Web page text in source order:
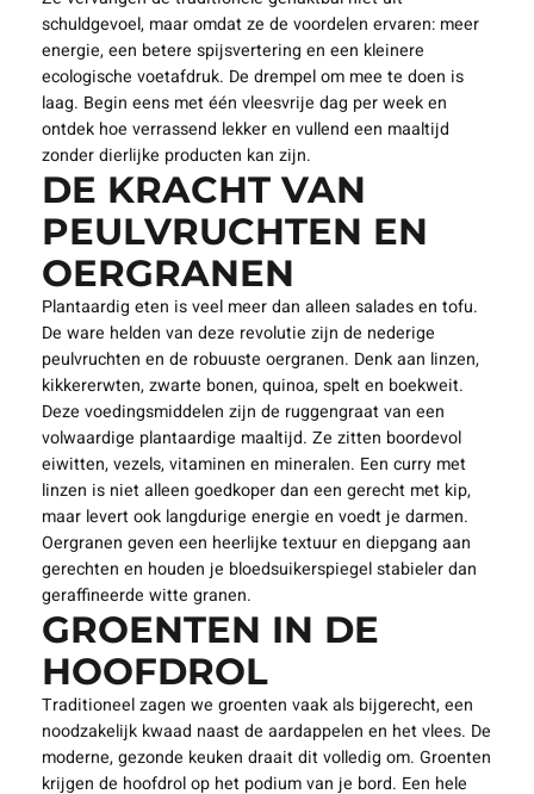
schuldgevoel, maar omdat ze de voordelen ervaren: meer
energie, een betere spijsvertering en een kleinere
ecologische voetafdruk. De drempel om mee te doen is
laag. Begin eens met één vleesvrije dag per week en
ontdek hoe verrassend lekker en vullend een maaltijd
zonder dierlijke producten kan zijn.
DE KRACHT VAN
PEULVRUCHTEN EN
OERGRANEN
Plantaardig eten is veel meer dan alleen salades en tofu.
De ware helden van deze revolutie zijn de nederige
peulvruchten en de robuuste oergranen. Denk aan linzen,
kikkererwten, zwarte bonen, quinoa, spelt en boekweit.
Deze voedingsmiddelen zijn de ruggengraat van een
volwaardige plantaardige maaltijd. Ze zitten boordevol
eiwitten, vezels, vitaminen en mineralen. Een curry met
linzen is niet alleen goedkoper dan een gerecht met kip,
maar levert ook langdurige energie en voedt je darmen.
Oergranen geven een heerlijke textuur en diepgang aan
gerechten en houden je bloedsuikerspiegel stabieler dan
geraffineerde witte granen.
GROENTEN IN DE
HOOFDROL
Traditioneel zagen we groenten vaak als bijgerecht, een
noodzakelijk kwaad naast de aardappelen en het vlees. De
moderne, gezonde keuken draait dit volledig om. Groenten
krijgen de hoofdrol op het podium van je bord. Een hele